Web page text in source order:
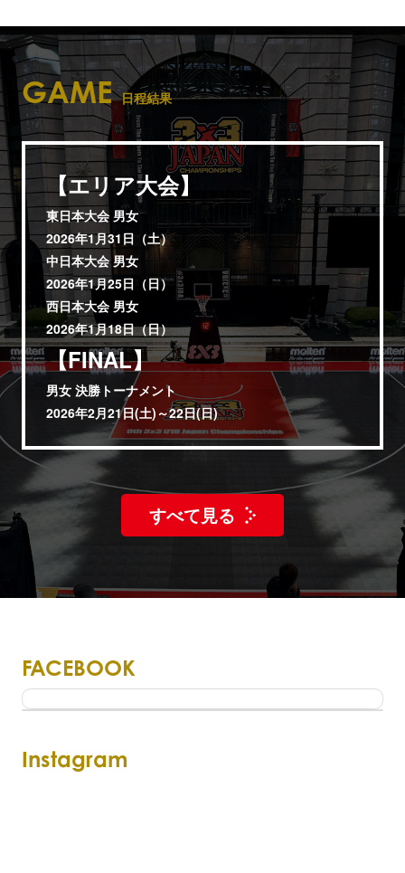
GAME 日程結果
【エリア大会】
東日本大会 男女
2026年1月31日（土）
中日本大会 男女
2026年1月25日（日）
西日本大会 男女
2026年1月18日（日）
【FINAL】
男女 決勝トーナメント
2026年2月21日(土)～22日(日)
すべて見る
FACEBOOK
Instagram